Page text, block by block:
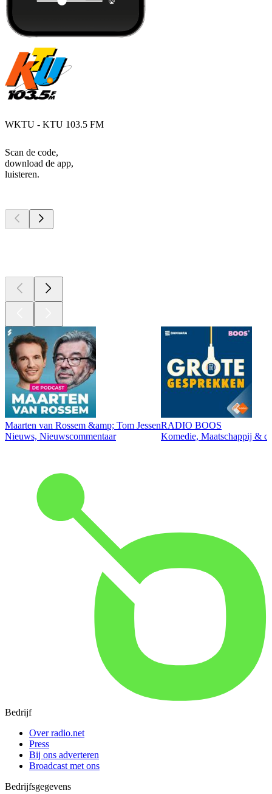
WKTU - KTU 103.5 FM
Scan de code,
download de app,
luisteren.
Maarten van Rossem &amp; Tom Jessen
Nieuws, Nieuwscommentaar
RADIO BOOS
Komedie, Maatschappij &
Bedrijf
Over radio.net
Press
Bij ons adverteren
Broadcast met ons
Bedrijfsgegevens